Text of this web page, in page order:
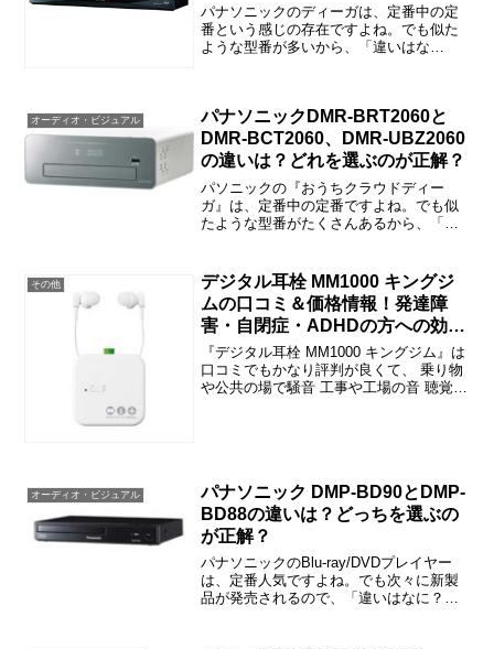
パナソニックのディーガは、定番中の定
番という感じの存在ですよね。でも似た
ような型番が多いから、「違いはな
をご紹介します...
オーディオ・ビジュアル
パナソニックDMR-BRT2060と
DMR-BCT2060、DMR-UBZ2060
の違いは？どれを選ぶのが正解？
パソニックの『おうちクラウドディー
ガ』は、定番中の定番ですよね。でも似
たような型番がたくさんあるから、「違
DMR-BCT2060・DMR-UBZ2060の違い...
その他
デジタル耳栓 MM1000 キングジ
ムの口コミ＆価格情報！発達障
害・自閉症・ADHDの方への効果
も！！
『デジタル耳栓 MM1000 キングジム』は
口コミでもかなり評判が良くて、 乗り物
や公共の場で騒音 工事や工場の音 聴覚過
オーディオ・ビジュアル
パナソニック DMP-BD90とDMP-
BD88の違いは？どっちを選ぶの
が正解？
パナソニックのBlu-ray/DVDプレイヤー
は、定番人気ですよね。でも次々に新製
品が発売されるので、「違いはなに？」